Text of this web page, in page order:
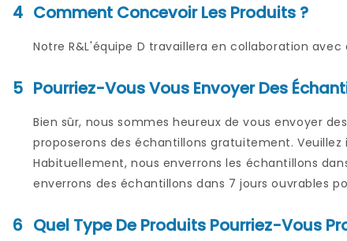
4 Comment Concevoir Les Produits ?
Notre R&L'équipe D travaillera en collaboration
5 Pourriez-Vous Vous Envoyer Des
Bien sûr, nous sommes heureux de vous envoyer
proposerons des échantillons gratuitement. Veuillez
Habituellement, nous enverrons les échantillons
enverrons des échantillons dans 7 jours ouvrables
6 Quel Type De Produits Pourriez-Vous